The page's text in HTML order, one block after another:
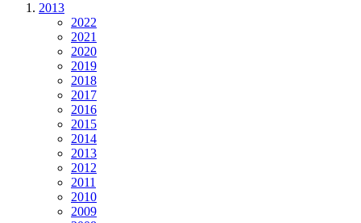
2013
2022
2021
2020
2019
2018
2017
2016
2015
2014
2013
2012
2011
2010
2009